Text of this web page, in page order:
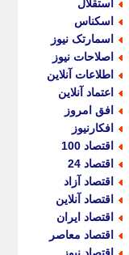
استقلال
اسکناس
اسمارتک نیوز
اصلاحات نیوز
اطلاعات آنلاین
اعتماد آنلاین
افق امروز
افکارنیوز
اقتصاد 100
اقتصاد 24
اقتصاد آزاد
اقتصاد آنلاین
اقتصاد ایران
اقتصاد معاصر